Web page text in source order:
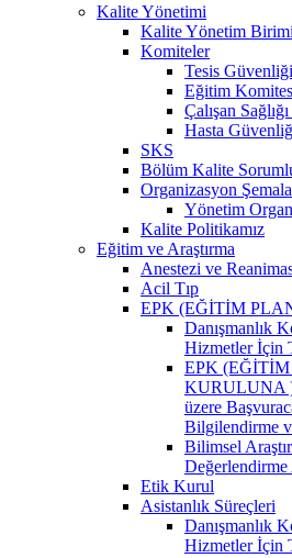
Kalite Yönetimi
Kalite Yönetim Birimi
Komiteler
Tesis
Eğitim
Çalışan
Hasta
SKS
Bölüm Kalite
Organizasyon
Yönetim
Kalite Politikamız
Eğitim ve Araştırma
Anestezi ve
Acil Tıp
EPK (EĞİTİM
Danışmanlık
Hizmetler İçin
EPK
KURULUNA
üzere
Bilgilendirme
Bilimsel
Değerlendirme
Etik Kurul
Asistanlık Süreçleri
Danışmanlık
Hizmetler İçin